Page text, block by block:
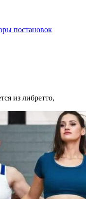
постановок
из либретто,